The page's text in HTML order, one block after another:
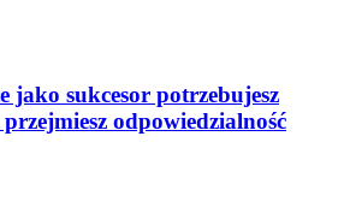
jako sukcesor potrzebujesz
odpowiedzialność